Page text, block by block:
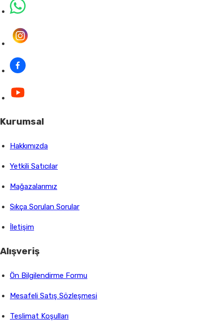
Kurumsal
Hakkımızda
Yetkili Satıcılar
Mağazalarımız
Sıkça Sorulan Sorular
İletişim
Alışveriş
Ön Bilgilendirme Formu
Mesafeli Satış Sözleşmesi
Teslimat Koşulları